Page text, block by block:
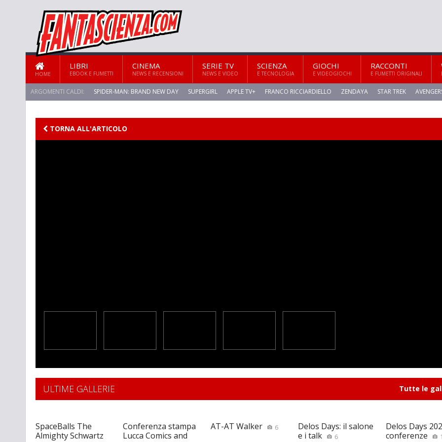
HOME
LIBRI
EBOOK E FUMETTI
CINEMA
NEWS E RECENSIONI
SERIE TV
NEWS E VIDEO
SCIENZA
E TECNOLOGIA
GIOCHI
E VIDEOGIOCHI
RACCONTI
E FUMETTI ORIGINALI
ARGOMENTI CALDI: SPIDER-MAN: BRAND NEW DAY SUPERGIRL APPLE TV+ FRANCO RICCIARDIELLO ZENDAYA STAR TREK
TORNA ALL'ARTICOLO
ULTIME GALLERIE Tutte le
SpaceBalls The
Almighty Schwartz
Conferenza stampa
Lucca Comics and
AT-AT Walker 6
Delos Days: il salone
e i talk
6
Delos Days
conferenze